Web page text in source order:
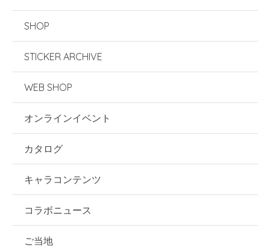
SHOP
STICKER ARCHIVE
WEB SHOP
オンラインイベント
カタログ
キャラコンテンツ
コラボニュース
ご当地